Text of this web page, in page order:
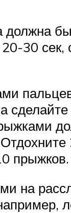
должна
30 сек,
прыжков.
на